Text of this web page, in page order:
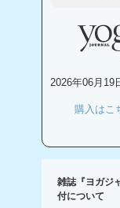
2026年06月19
購入はこ
雑誌『ヨガジ
付について